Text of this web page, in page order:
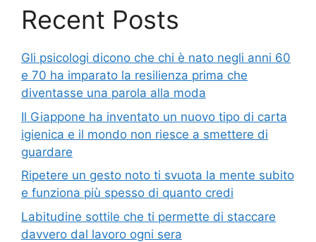
Recent Posts
Gli psicologi dicono che chi è nato negli anni 60
e 70 ha imparato la resilienza prima che
diventasse una parola alla moda
Il Giappone ha inventato un nuovo tipo di carta
igienica e il mondo non riesce a smettere di
guardare
Ripetere un gesto noto ti svuota la mente subito
e funziona più spesso di quanto credi
Labitudine sottile che ti permette di staccare
davvero dal lavoro ogni sera